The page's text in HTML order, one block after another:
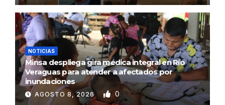
NOTICIAS
Minsa despliega gira médica integral en Río
Veraguas para atender a afectados por
inundaciones
AGOSTO 8, 2026 0